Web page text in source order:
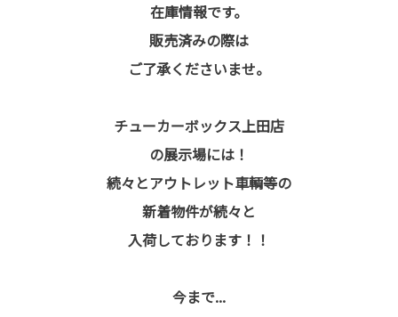
在庫情報です。
販売済みの際は
ご了承くださいませ。
チューカーボックス上田店
の展示場には！
続々とアウトレット車輌等の
新着物件が続々と
入荷しております！！
今まで...